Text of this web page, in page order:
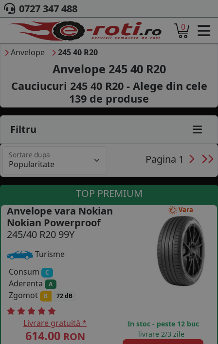
ACASA
DESPRE NOI
ANVELOPE
AUTO
CAMION
MOTO
AGROINDUSTRIALE
MARCA AUTO
B2B - COLABORARE COMPANII
CONTACT
COS (
0727 347 488
0
Anvelope 245 40 R20
Anvelope 245 40 R20
Cauciucuri 245 40 R20 - Alege din cele
139 de produse
Filtru
Sortare dupa Pagina 1
TOP PREMIUM
Vara
Anvelope vara Nokian
Nokian Powerproof
245/40 R20 99Y
Turisme
Consum
C
Aderenta A
Zgomot B 72 dB
Livrare gratuită *
614.00 RON
In stoc - peste 12 buc
livrare 2/3 zile